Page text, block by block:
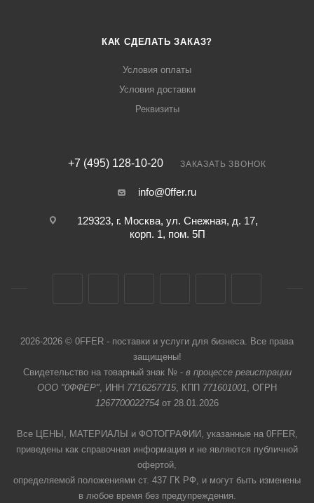
КАК СДЕЛАТЬ ЗАКАЗ?
Условия оплаты
Условия доставки
Реквизиты
+7 (495) 128-10-20 ЗАКАЗАТЬ ЗВОНОК
info@0ffer.ru
129323, г. Москва, ул. Снежная, д. 17,
корп. 1, пом. 5П
2026-2026 © 0FFER - поставки и услуги для бизнеса. Все права
защищены!
Свидетельство на товарный знак № - в процессе регистрации
ООО "0ФФЕР", ИНН 7716257715, КПП 771601001, ОГРН
1267700022754 от 28.01.2026
Все ЦЕНЫ, МАТЕРИАЛЫ и ФОТОГРАФИИ, указанные на 0FFER,
приведены как справочная информация и не являются публичной
офертой,
определяемой положениями ст. 437 ГК РФ, и могут быть изменены
в любое время без предупреждения.